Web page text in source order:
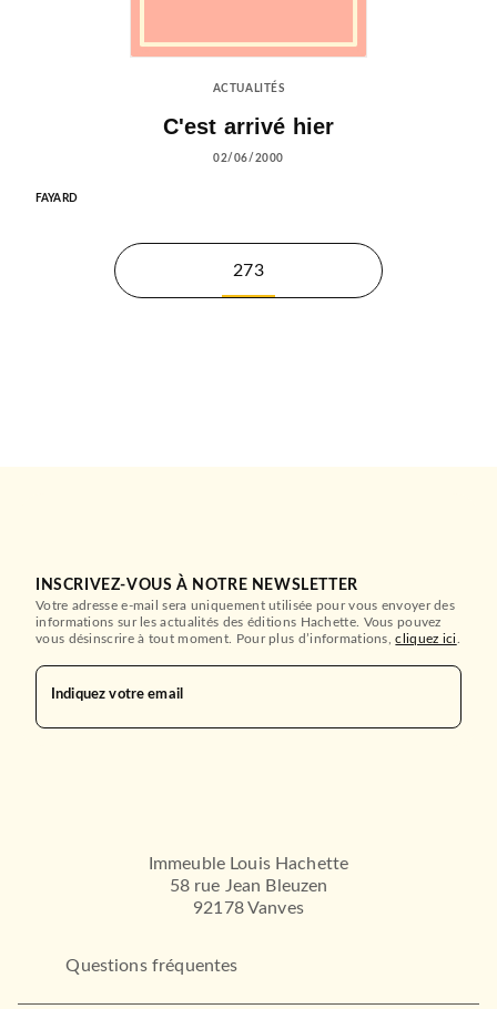
ACTUALITÉS
C'est arrivé hier
02/06/2000
FAYARD
273
INSCRIVEZ-VOUS À NOTRE NEWSLETTER
Votre adresse e-mail sera uniquement utilisée pour vous envoyer des
informations sur les actualités des éditions Hachette. Vous pouvez
vous désinscrire à tout moment. Pour plus d’informations,cliquez ici
Indiquez votre email
Immeuble Louis Hachette
58 rue Jean Bleuzen
92178 Vanves
Questions fréquentes